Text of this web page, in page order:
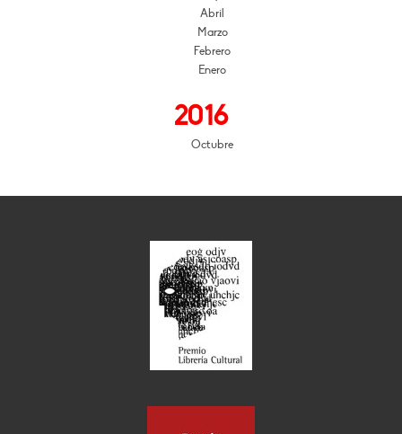
Abril
Marzo
Febrero
Enero
2016
Octubre